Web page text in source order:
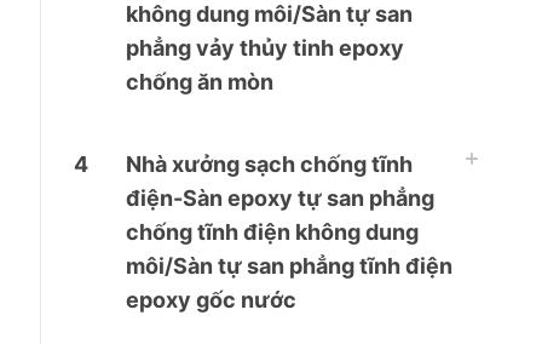
không dung môi/Sàn tự san
phẳng vảy thủy tinh epoxy
chống ăn mòn
4
Nhà xưởng sạch chống tĩnh
điện-Sàn epoxy tự san phẳng
chống tĩnh điện không dung
môi/Sàn tự san phẳng tĩnh điện
epoxy gốc nước